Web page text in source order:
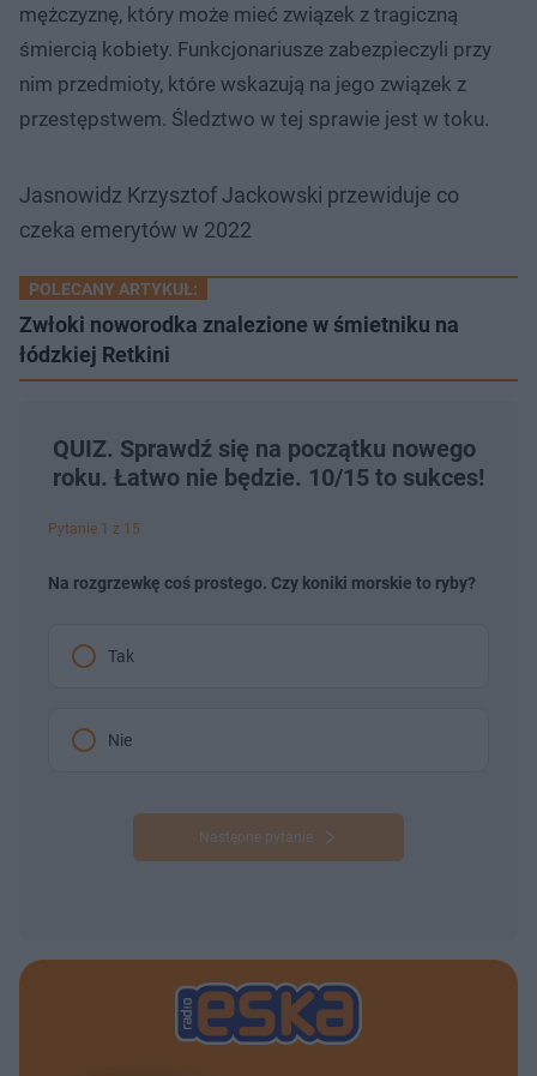
mężczyznę, który może mieć związek z tragiczną
śmiercią kobiety. Funkcjonariusze zabezpieczyli przy
nim przedmioty, które wskazują na jego związek z
przestępstwem. Śledztwo w tej sprawie jest w toku.
Jasnowidz Krzysztof Jackowski przewiduje co
czeka emerytów w 2022
POLECANY ARTYKUŁ:
Zwłoki noworodka znalezione w śmietniku na
łódzkiej Retkini
QUIZ. Sprawdź się na początku nowego
roku. Łatwo nie będzie. 10/15 to sukces!
Pytanie 1 z 15
Na rozgrzewkę coś prostego. Czy koniki morskie to ryby?
Tak
Nie
Następne pytanie